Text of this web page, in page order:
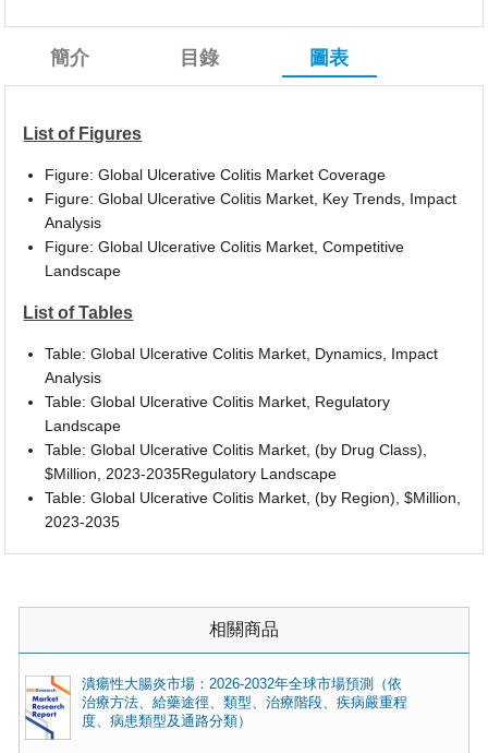
簡介 目錄 圖表
List of Figures
Figure: Global Ulcerative Colitis Market Coverage
Figure: Global Ulcerative Colitis Market, Key Trends, Impact
Analysis
Figure: Global Ulcerative Colitis Market, Competitive
Landscape
List of Tables
Table: Global Ulcerative Colitis Market, Dynamics, Impact
Analysis
Table: Global Ulcerative Colitis Market, Regulatory
Landscape
Table: Global Ulcerative Colitis Market, (by Drug Class),
$Million, 2023-2035Regulatory Landscape
Table: Global Ulcerative Colitis Market, (by Region), $Million,
2023-2035
相關商品
潰瘍性大腸炎市場：2026-2032年全球市場預測（依
治療方法、給藥途徑、類型、治療階段、疾病嚴重程
度、病患類型及通路分類）